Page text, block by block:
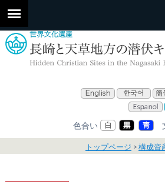
色合い
トップページ 構成資